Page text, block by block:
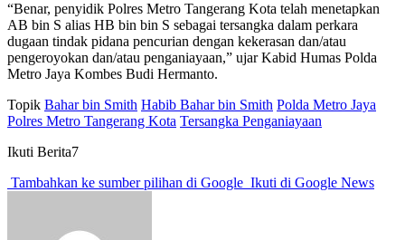
“Benar, penyidik Polres Metro Tangerang Kota telah menetapkan
AB bin S alias HB bin bin S sebagai tersangka dalam perkara
dugaan tindak pidana pencurian dengan kekerasan dan/atau
pengeroyokan dan/atau penganiayaan,” ujar Kabid Humas Polda
Metro Jaya Kombes Budi Hermanto.
Topik Bahar bin Smith Habib Bahar bin Smith Polda Metro Jaya
Polres Metro Tangerang Kota Tersangka Penganiayaan
Ikuti Berita7
Tambahkan ke sumber pilihan di Google Ikuti di Google News